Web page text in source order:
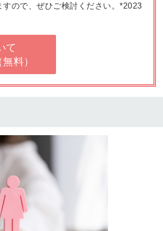
ので、ぜひご検討ください。*2023
て
料）